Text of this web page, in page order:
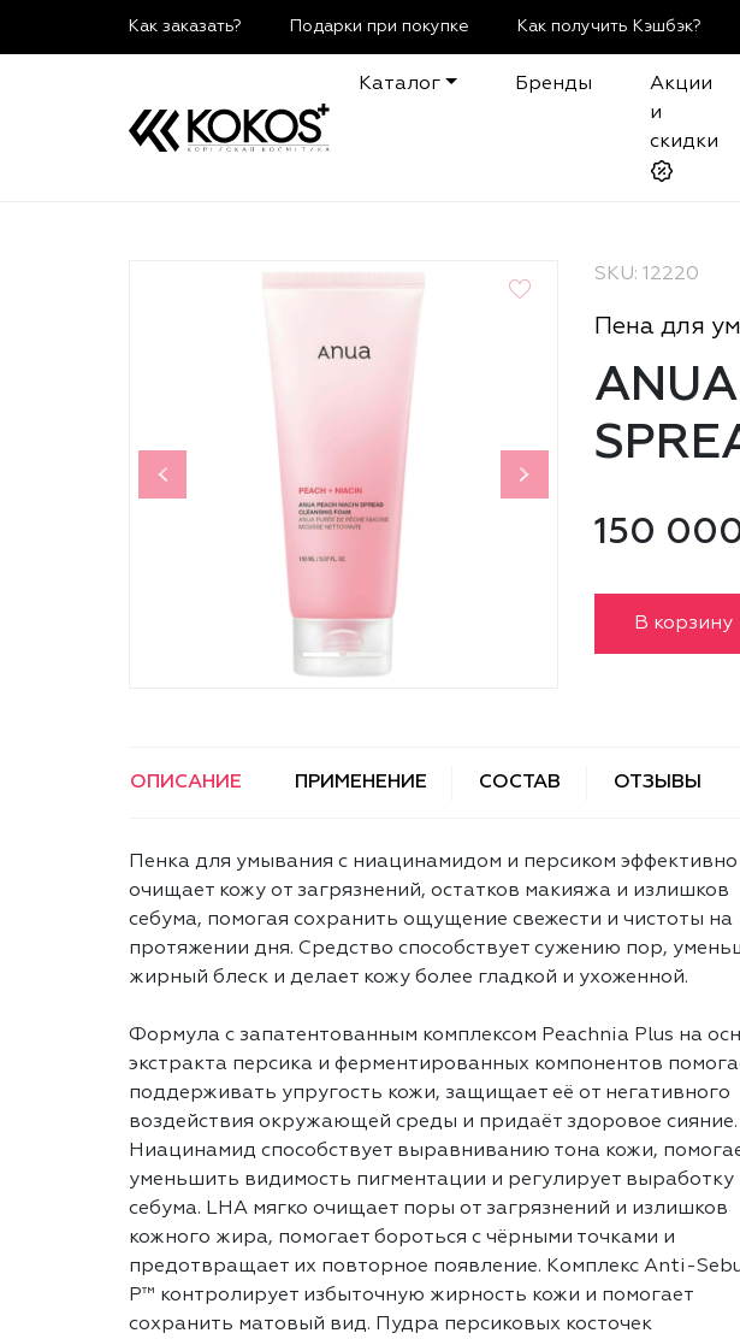
Как заказать? Подарки при покупке Как получить Кэшбэк?
Каталог Бренды
Акции
и
скидки
SKU: 12220
Пена для
150
В корзину
ОПИСАНИЕ ПРИМЕНЕНИЕ СОСТАВ ОТЗЫВЫ
Пенка для умывания с ниацинамидом и персиком эффективно
очищает кожу от загрязнений, остатков макияжа и излишков
себума, помогая сохранить ощущение свежести и чистоты на
протяжении дня. Средство способствует сужению пор,
жирный блеск и делает кожу более гладкой и ухоженной.
Формула с запатентованным комплексом Peachnia Plus на
экстракта персика и ферментированных компонентов
поддерживать упругость кожи, защищает её от негативного
воздействия окружающей среды и придаёт здоровое сияние.
Ниацинамид способствует выравниванию тона кожи,
уменьшить видимость пигментации и регулирует выработку
себума. LHA мягко очищает поры от загрязнений и излишков
кожного жира, помогает бороться с чёрными точками и
предотвращает их повторное появление. Комплекс Anti-
P™ контролирует избыточную жирность кожи и помогает
сохранить матовый вид. Пудра персиковых косточек